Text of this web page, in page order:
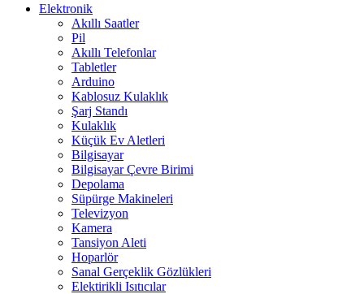
Elektronik
Akıllı Saatler
Pil
Akıllı Telefonlar
Tabletler
Arduino
Kablosuz Kulaklık
Şarj Standı
Kulaklık
Küçük Ev Aletleri
Bilgisayar
Bilgisayar Çevre Birimi
Depolama
Süpürge Makineleri
Televizyon
Kamera
Tansiyon Aleti
Hoparlör
Sanal Gerçeklik Gözlükleri
Elektirikli Isıtıcılar